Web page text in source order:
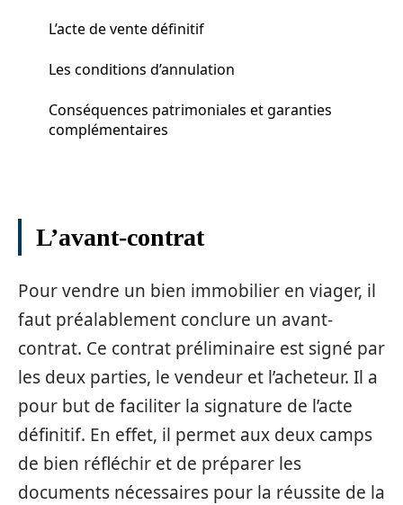
L’acte de vente définitif
Les conditions d’annulation
Conséquences patrimoniales et garanties
complémentaires
L’avant-contrat
Pour vendre un bien immobilier en viager, il
faut préalablement conclure un avant-
contrat. Ce contrat préliminaire est signé par
les deux parties, le vendeur et l’acheteur. Il a
pour but de faciliter la signature de l’acte
définitif. En effet, il permet aux deux camps
de bien réfléchir et de préparer les
documents nécessaires pour la réussite de la